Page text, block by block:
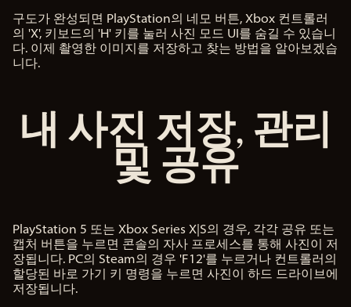
구도가 완성되면 PlayStation의 네모 버튼, Xbox 컨트롤러
의 'X', 키보드의 'H' 키를 눌러 사진 모드 UI를 숨길 수 있습니
다. 이제 촬영한 이미지를 저장하고 찾는 방법을 알아보겠습
니다.
내 사진 저장, 관리
및 공유
PlayStation 5 또는 Xbox Series X|S의 경우, 각각 공유 또는
캡처 버튼을 누르면 콘솔의 자사 프로세스를 통해 사진이 저
장됩니다. PC의 Steam의 경우 'F12'를 누르거나 컨트롤러의
할당된 바로 가기 키 명령을 누르면 사진이 하드 드라이브에
저장됩니다.